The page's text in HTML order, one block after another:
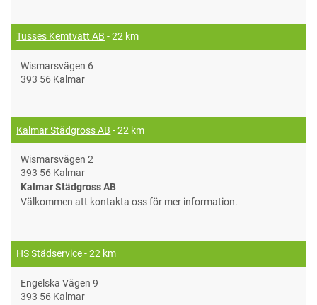
Tusses Kemtvätt AB - 22 km
Wismarsvägen 6
393 56 Kalmar
Kalmar Städgross AB - 22 km
Wismarsvägen 2
393 56 Kalmar
Kalmar Städgross AB
Välkommen att kontakta oss för mer information.
HS Städservice- 22 km
Engelska Vägen 9
393 56 Kalmar